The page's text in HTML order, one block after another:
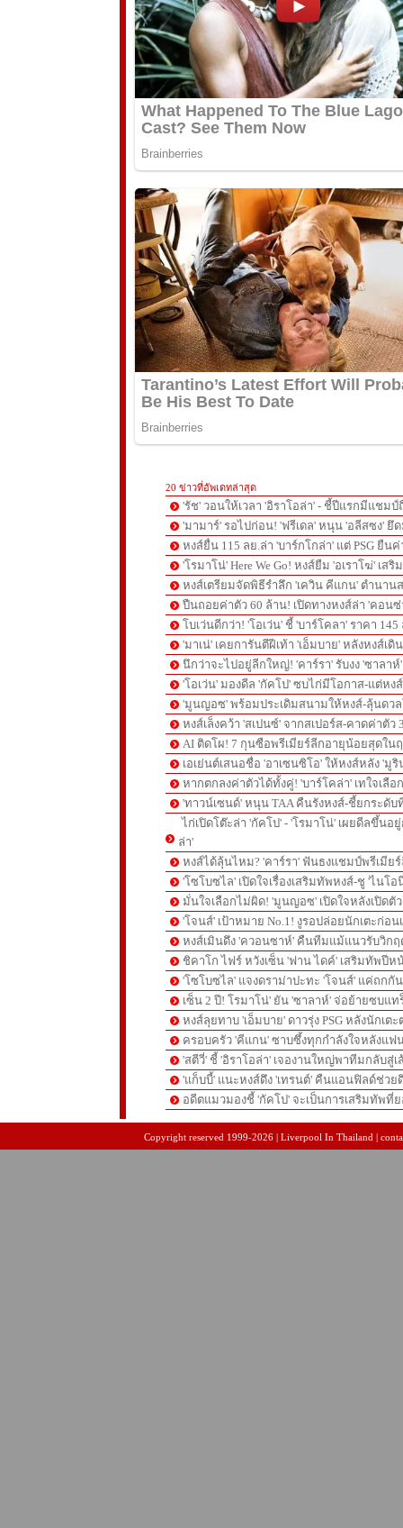
20 ข่าวที่อัพเดทล่าสุด
'รัช' วอนให้เวลา 'อิราโอล่า' - ชี้ปีแรกมีแชมป์
'มามาร์' รอไปก่อน! 'ฟรีเดล' หนุน 'อลีสซง' ยึ
หงส์ยื่น 115 ลย.ล่า 'บาร์กโกล่า' แต่ PSG ยืนค่
'โรมาโน่' Here We Go! หงส์ยืม 'อเราโฆ่' เสริ
หงส์เตรียมจัดพิธีรำลึก 'เควิน คีแกน' ตำนาน
ปืนถอยค่าตัว 60 ล้าน! เปิดทางหงส์ล่า 'คอนซ่
โบเว่นดีกว่า! 'โอเว่น' ชี้ 'บาร์โคลา' ราคา
'มาเน่' เคยการันตีฝีเท้า 'เอ็มบาย' หลังหงส์เดิ
นึกว่าจะไปอยู่ลีกใหญ่! 'คาร์รา' รับงง 'ซาลา
'โอเว่น' มองดีล 'กัคโป' ซบไก่มีโอกาส-แต่ห
'มูนญอซ' พร้อมประเดิมสนามให้หงส์-ลุ้นดว
หงส์เล็งคว้า 'สเปนซ์' จากสเปอร์ส-คาดค่าตัว
AI ติดโผ! 7 กุนซือพรีเมียร์ลีกอายุน้อยสุดใน
เอเย่นต์เสนอชื่อ 'อาเซนซิโอ' ให้หงส์หลัง 'มู
หากตกลงค่าตัวได้ทั้งคู่! 'บาร์โคล่า' เทใจเลือ
'ทาวน์เซนด์' หนุน TAA คืนรังหงส์-ชี้ยกระดั
ไก่เปิดโต๊ะล่า 'กัคโป' - 'โรมาโน่' เผยดีลขึ้นอ
ล่า'
หงส์ได้ลุ้นไหม? 'คาร์รา' ฟันธงแชมป์พรีเมีย
'โซโบซไล' เปิดใจเรื่องเสริมทัพหงส์-ชู 'ไนโ
มั่นใจเลือกไม่ผิด! 'มูนญอซ' เปิดใจหลังเปิดตั
'โจนส์' เป้าหมาย No.1! งูรอปล่อยนักเตะก่อ
หงส์เมินดึง 'ควอนซาห์' คืนทีมแม้แนวรับวิก
ชิคาโก ไฟร์ หวังเซ็น 'ฟาน ไดค์' เสริมทัพปีห
'โซโบซไล' แจงดราม่าปะทะ 'โจนส์' แค่ถกกั
เซ็น 2 ปี! โรมาโน่' ยัน 'ซาลาห์' จ่อย้ายซบแ
หงส์ลุยทาบ 'เอ็มบาย' ดาวรุ่ง PSG หลังนักเต
ครอบครัว 'คีแกน' ซาบซึ้งทุกกำลังใจหลังแฟ
'สตีวี่' ชี้ 'อิราโอล่า' เจองานใหญ่พาทีมกลับสู่
'แก็บบี้' แนะหงส์ดึง 'เทรนต์' คืนแอนฟิลด์ช่วย
อดีตแมวมองชี้ 'กัคโป' จะเป็นการเสริมทัพที่
Copyright reserved 1999-2026 | Liverpool In Thailand |